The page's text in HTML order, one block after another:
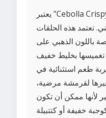
يعتبر "Cebolla Crispy" فريد من نوعه في
تعتمد هذه الحلقات
باللون الذهبي على
بخليط خفيف
طعم استثنائية في
لقرمشة مرضية،
لأنها ممكن أن تكون
خفيفة أو كتتبيلة